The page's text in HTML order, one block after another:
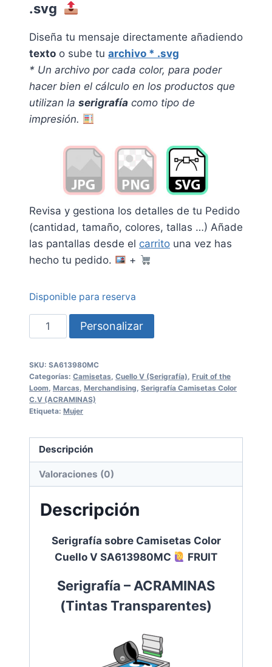
.svg
Diseña tu mensaje directamente añadiendo
texto o sube tu archivo * .svg
* Un archivo por cada color, para poder
hacer bien el cálculo en los productos que
utilizan la serigrafía como tipo de
impresión.
Revisa y gestiona los detalles de tu Pedido
(cantidad, tamaño, colores, tallas …) Añade
las pantallas desde el carrito una vez has
hecho tu pedido.
+
Disponible para reserva
Serigrafía
sobre
Color
Cuello
V
SA613980MC
FRUIT
cantidad
Personalizar
SKU: SA613980MC
Categorías: Camisetas Cuello V (Serigrafía) Fruit of the
Loom Marcas Merchandising Serigrafía Camisetas Color
C.V (ACRAMINAS)
Etiqueta: Mujer
Descripción
Valoraciones (0)
Descripción
Serigrafía sobre Camisetas Color
Cuello V SA613980MC
FRUIT
Serigrafía – ACRAMINAS
(Tintas Transparentes)